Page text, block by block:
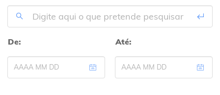
De: Até: